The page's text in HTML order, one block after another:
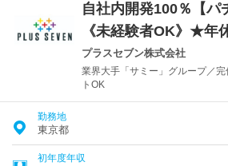
自社内開発100％【パ
《未経験者OK》★年
プラスセブン株式会社
業界大手「サミー」グループ／
トOK
勤務地
東京都
初年度年収